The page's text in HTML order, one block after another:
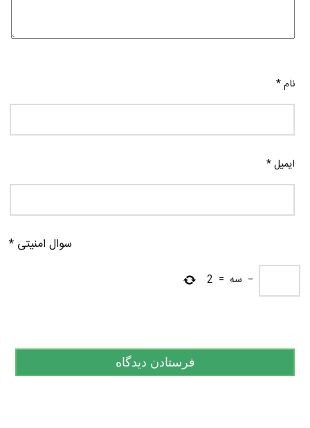
نام*
ایمیل*
سوال امنیتی *
− سه =
2